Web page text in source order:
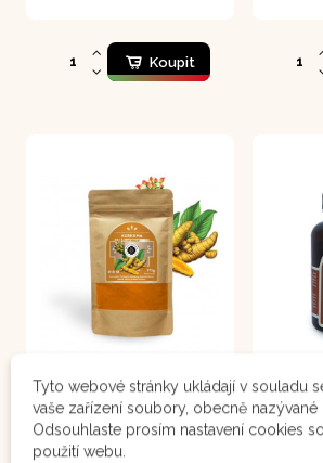
Koupit
Kurkuma 111 g
Zlatý poklad zdraví
V
Tyto webové stránky ukládají v souladu
vaše zařízení soubory, obecně nazývané
Odsouhlaste prosím nastavení cookies
použití webu.